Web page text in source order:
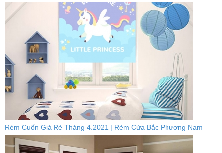
Rèm Cuốn Giá Rẻ Tháng 4.2021 | Rèm Cửa Bắc Phương Nam